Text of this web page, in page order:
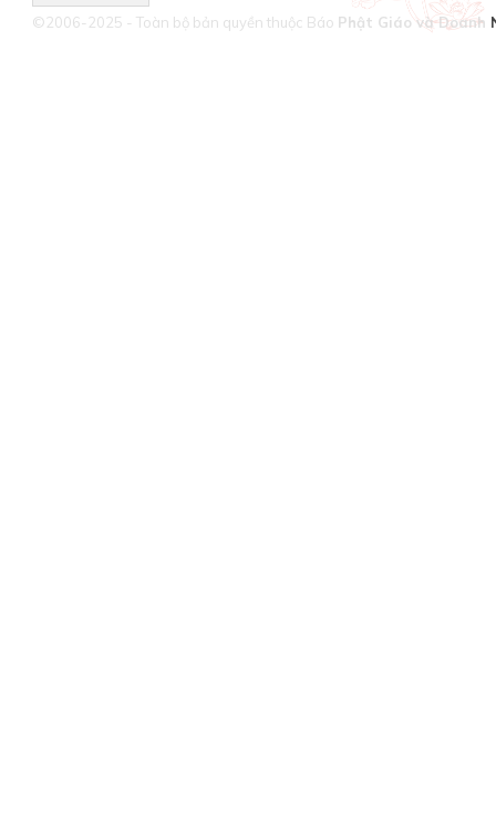
©2006-2025 - Toàn bộ bản quyền thuộc Báo Phật Giáo và Doanh